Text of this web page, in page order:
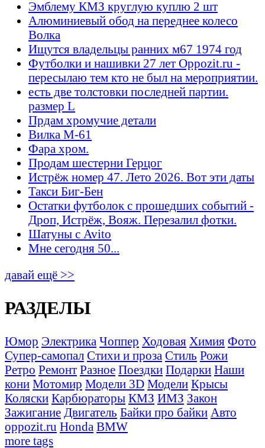
Эмблему КМЗ круглую куплю 2 шт
Алюминиевый обод на переднее колесо
Волка
Ищутся владельцы ранних м67 1974 год
Футболки и нашивки 27 лет Oppozit.ru -
пересылаю тем кто не был на мероприятии.
есть две толстовки последней партии.
размер L
Прдам хромучие детали
Вилка М-61
Фара хром.
Продам шестерни Герцог
Истрёж номер 47. Лето 2026. Вот эти даты
Такси Биг-Бен
Остатки футболок с прошедших событий -
Дроп, Истрёж, Вояж. Перезалил фотки.
Шатуны с Avito
Мне сегодня 50...
давай ещё >>
РАЗДЕЛЫ
Юмор Электрика Чоппер Ходовая Химия Фото
Супер-самопал Стихи и проза Стиль Рожи
Ретро Ремонт Разное Поездки Подарки Наши
кони Мотомир Модели 3D Модели Крысы
Коляски Карбюраторы КМЗ ИМЗ Закон
Зажигание Двигатель Байки про байки Авто
oppozit.ru Honda BMW
more tags